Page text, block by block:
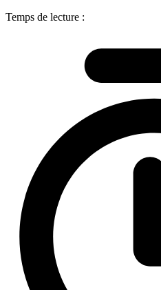
Temps de lecture :